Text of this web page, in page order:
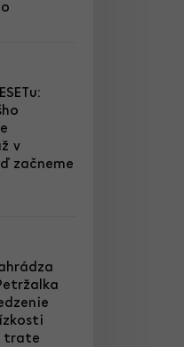
v
začneme
trate